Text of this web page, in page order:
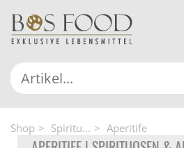
Shop Spiritu... Aperitife